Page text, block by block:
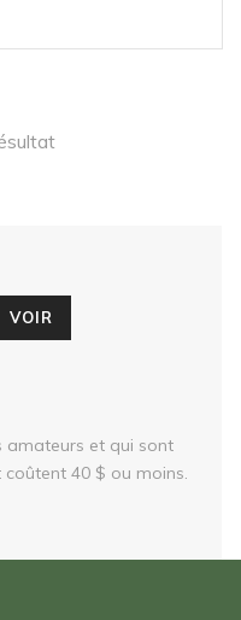
VOIR
amateurs et qui sont
40 $ ou moins.